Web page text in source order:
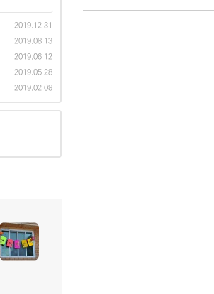
2019.12.31
2019.08.13
2019.06.12
2019.05.28
2019.02.08